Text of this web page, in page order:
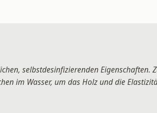
selbstdesinfizierenden Eigenschaften.
im Wasser, um das Holz und die